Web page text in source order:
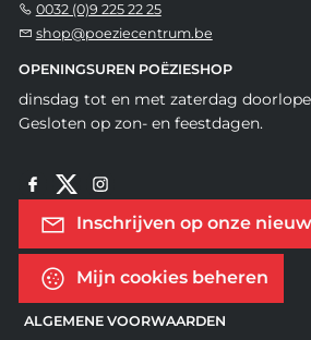
0032 (0)9 225 22 25
shop@poeziecentrum.be
OPENINGSUREN POËZIESHOP
dinsdag tot en met zaterdag
Gesloten op zon- en feestdagen.
Inschrijven op onze
Mijn cookies beheren
ALGEMENE VOORWAARDEN